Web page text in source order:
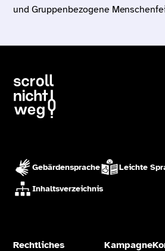
und Gruppenbezogene
Gebärdensprache Leichte
Inhaltsverzeichnis
Rechtliches Kampagne